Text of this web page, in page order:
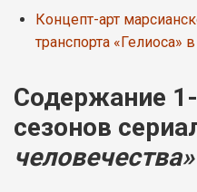
Концепт-арт
транспорта «Гелиоса»
Содержание
сезонов
человечества»